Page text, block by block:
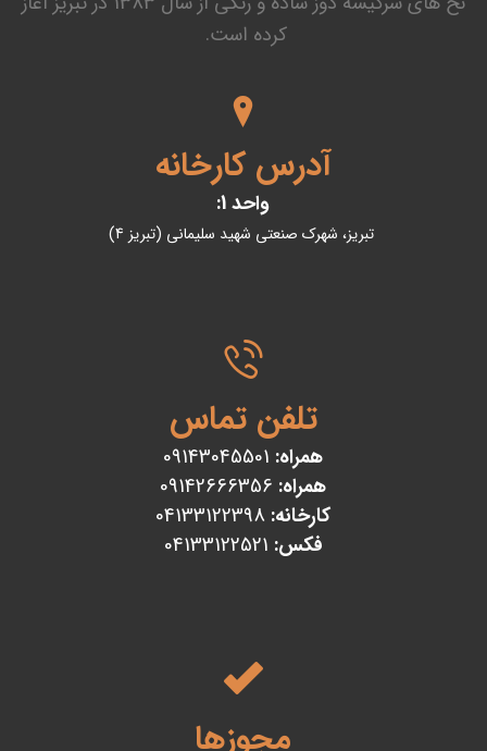
کرده است.
آدرس کارخانه
واحد 1:
تبریز، شهرک صنعتی شهید سلیمانی (تبریز 4)
تلفن تماس
همراه:
همراه:
کارخانه: 04133122398
فکس:
مجوزها